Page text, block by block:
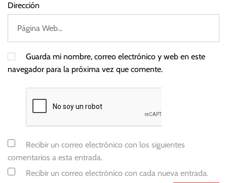
Dirección
Guarda mi nombre, correo electrónico y web en este
navegador para la próxima vez que comente.
Recibir un correo electrónico con los siguientes
comentarios a esta entrada.
Recibir un correo electrónico con cada nueva entrada.